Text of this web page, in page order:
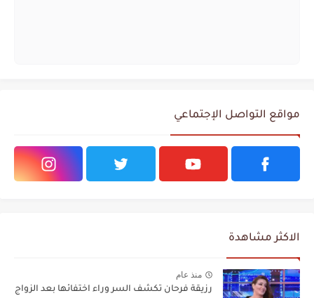
مواقع التواصل الإجتماعي
الاكثر مشاهدة
منذ عام
رزيقة فرحان تكشف السر وراء اختفائها بعد الزواج